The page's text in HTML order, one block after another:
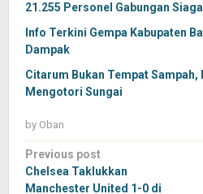
21.255 Personel Gabungan
Info Terkini Gempa Kabupaten
Dampak
Citarum Bukan Tempat Sampah,
Mengotori Sungai
by Oban
Post
navigation
Previous post
Chelsea Taklukkan
Manchester United 1-0 di